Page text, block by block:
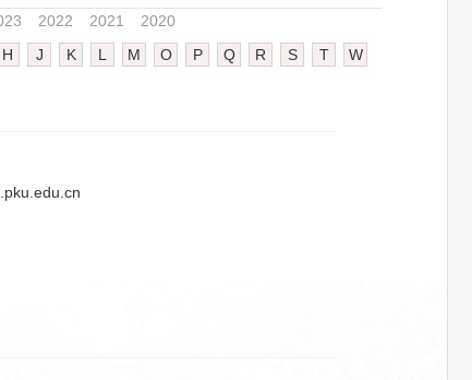
2022 2021 2020
H J K L M O P Q R S T
W